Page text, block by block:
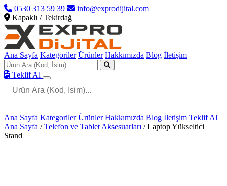
0530 313 59 39
info@exprodijital.com
Kapaklı / Tekirdağ
Ana Sayfa Kategoriler Ürünler Hakkımızda Blog İletişim
Teklif Al
Ana Sayfa Kategoriler Ürünler Hakkımızda Blog İletişim Teklif Al
Ana Sayfa / Telefon ve Tablet Aksesuarları / Laptop Yükseltici
Stand